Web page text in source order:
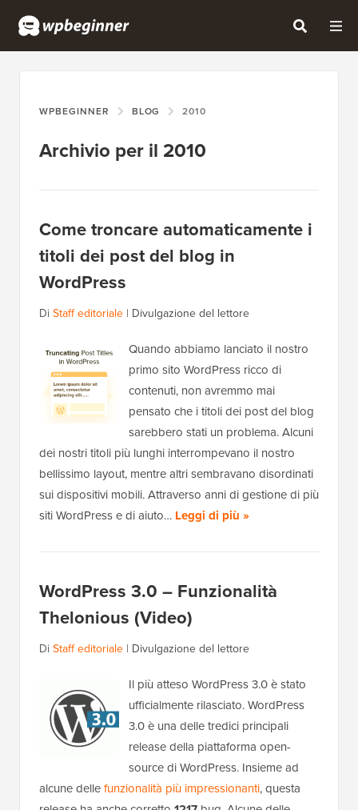
WPBEGINNER BLOG 2010
Archivio per il 2010
Come troncare automaticamente i
titoli dei post del blog in
WordPress
DiStaff editoriale | Divulgazione del lettore
Quando abbiamo lanciato il nostro
primo sito WordPress ricco di
contenuti, non avremmo mai
pensato che i titoli dei post del blog
sarebbero stati un problema. Alcuni
dei nostri titoli più lunghi interrompevano il nostro
bellissimo layout, mentre altri sembravano disordinati
sui dispositivi mobili. Attraverso anni di gestione di più
siti WordPress e di aiuto… Leggi di più »
WordPress 3.0 – Funzionalità
Thelonious (Video)
DiStaff editoriale | Divulgazione del lettore
Il più atteso WordPress 3.0 è stato
ufficialmente rilasciato. WordPress
3.0 è una delle tredici principali
release della piattaforma open-
source di WordPress. Insieme ad
alcune dellefunzionalità più impressionanti, questa